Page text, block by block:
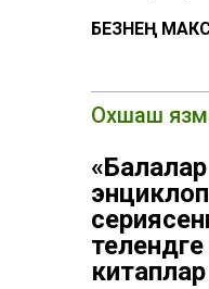
БЕЗНЕҢ
Охшаш
«Балалар